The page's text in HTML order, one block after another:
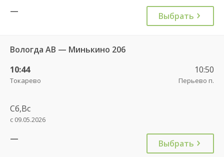
—
Выбрать
Вологда АВ — Минькино 206
10:44
Токарево
10:50
Перьево п.
Сб,Вс
с 09.05.2026
— Выбрать